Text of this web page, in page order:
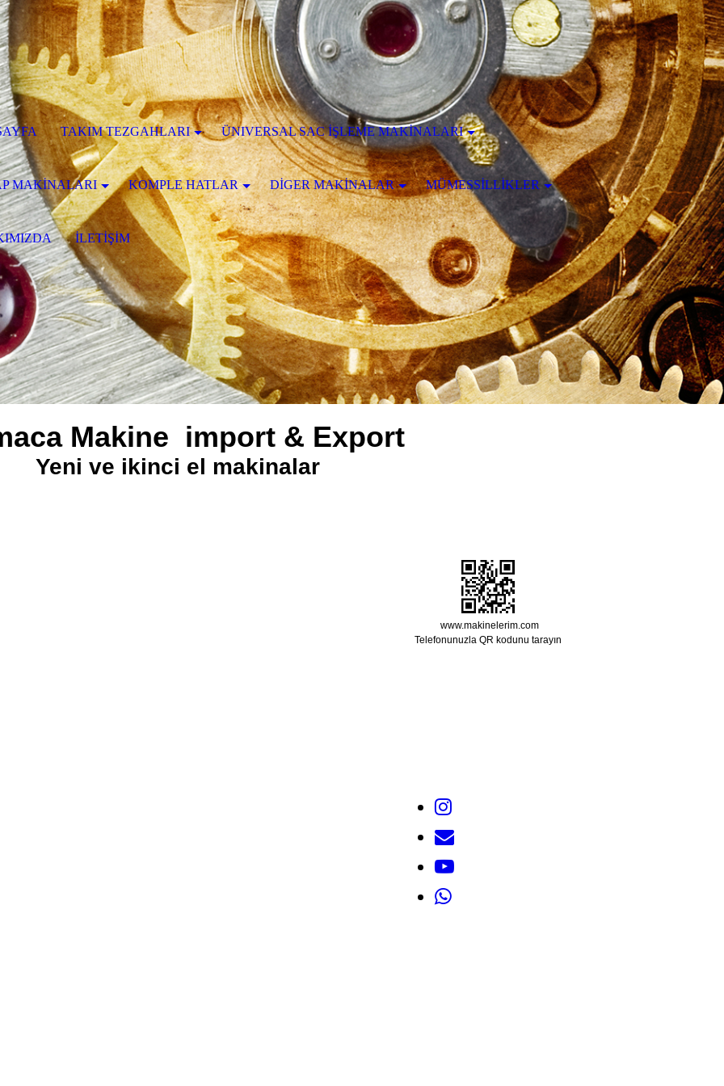
Makine import & Export
Yeni ve ikinci el makinalar
www.makinelerim.com
Telefonunuzla QR kodunu tarayın
TAKIM TEZGAHLARI ÜNIVERSAL SAC İŞLEME MAKİNALARI
MAKİNALARI KOMPLE HATLAR DİGER MAKİNALAR MÜMESSİLLİKLER
İLETİŞİM